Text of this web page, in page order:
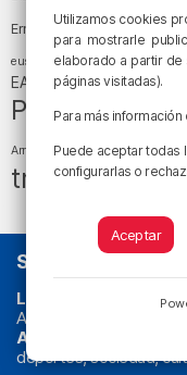
Ernesto Valverde Ertzaintza
euskera fiestas fútbol
EA Sports Liga Endesa
Política religión San
Arriaga tiempo
tráfico en
SOBRE NOSOTROS
La radio sin cadenas.
Actualidad y
Athletic
deportes, sociedad,
Utilizamos cookies
para mostrarle
elaborado a partir
páginas visitadas).
Para más información
Puede aceptar todas
configurarlas o
Aceptar